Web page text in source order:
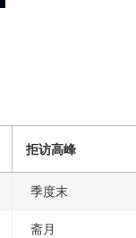
拒访高峰
季度末
斋月